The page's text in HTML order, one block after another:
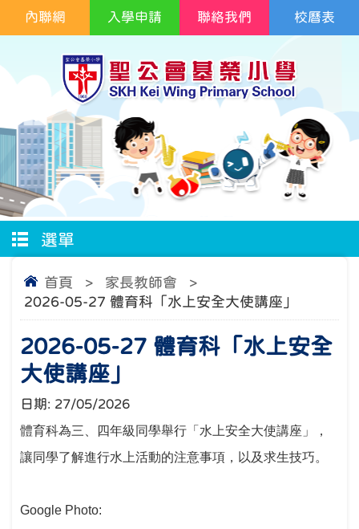
校曆表
內聯網 入學申請 聯絡我們
選單
首頁 > 家長教師會
>
2026-05-27 體育科「水上安全大使講座」
2026-05-27 體育科「水上安全
大使講座」
日期: 27/05/2026
體育科為三、四年級同學舉行「水上安全大使講座」，
讓同學了解進行水上活動的注意事項，以及求生技巧。
Google Photo: